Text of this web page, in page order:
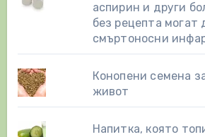
аспирин и други
без рецепта могат
смъртоносни
Конопени семена
живот
Напитка, която